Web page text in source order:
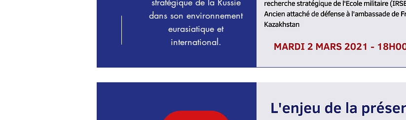
dans son environnement
eurasiatique et
international.